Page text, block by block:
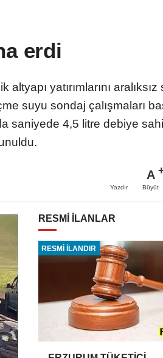
erdi
yatırımlarını
suyu sondaj çalışmaları
saniyede 4,5 litre debiye
Yazdır
A
Büyüt
RESMİ İLANLAR
RESMİ İLANDIR